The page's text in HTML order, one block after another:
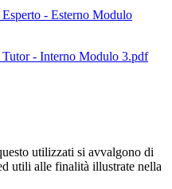
Esperto - Esterno Modulo
Tutor - Interno Modulo 3.pdf
utilizzati si avvalgono di
utili alle finalità illustrate nella